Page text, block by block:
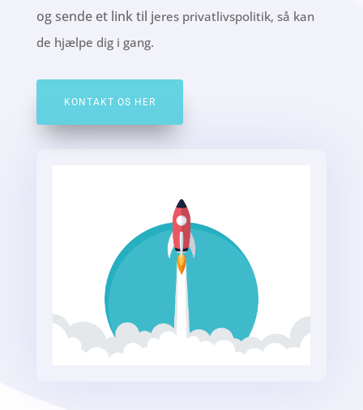
og sende et link til jeres privatlivspolitik, så kan
de hjælpe dig i gang.
KONTAKT OS HER